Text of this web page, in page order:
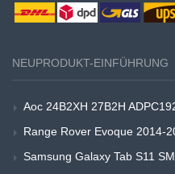
NEUPRODUKT-EINFÜHRUNG
Aoc 24B2XH 27B2H
Range Rover Evoque 2014-
Samsung Galaxy Tab S11